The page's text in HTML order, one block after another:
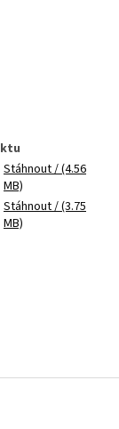
Stáhnout/ (4.56
MB)
Stáhnout/ (3.75
MB)